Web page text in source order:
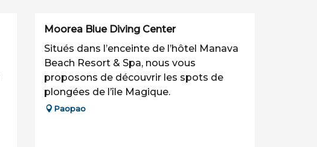
Moorea Blue Diving Center
Situés dans l’enceinte de l’hôtel Manava
Beach Resort & Spa, nous vous
proposons de découvrir les spots de
plongées de l’île Magique.
Paopao